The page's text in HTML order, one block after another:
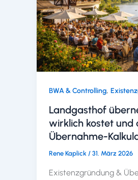
BWA & Controlling,
Landgasthof
wirklich kostet und
Übernahme-
Rene Kaplick / 31. März 2026
Existenzgründung &